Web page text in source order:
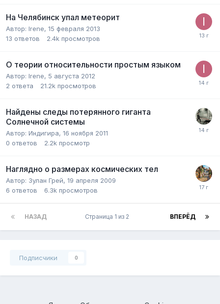
На Челябинск упал метеорит
Автор: Irene, 15 февраля 2013
13 ответов 2.4k просмотров
О теории относительности простым языком
Автор: Irene, 5 августа 2012
2 ответа 21.2k просмотров
Найдены следы потерянного гиганта
Солнечной системы
Автор: Индигира, 16 ноября 2011
0 ответов 2.2k просмотр
Наглядно о размерах космических тел
Автор: Зулан Грей, 19 апреля 2009
6 ответов 6.3k просмотров
НАЗАД ВПЕРЁД
Страница 1 из 2
Подписчики 0